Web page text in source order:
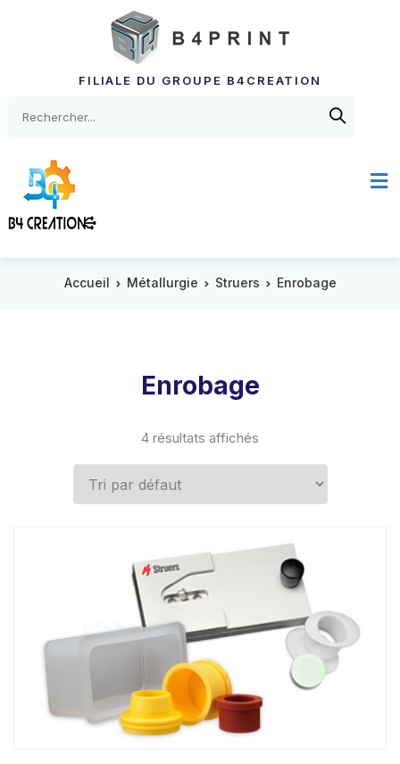
FILIALE DU GROUPE B4CREATION
Accueil Métallurgie Struers Enrobage
Enrobage
4 résultats affichés